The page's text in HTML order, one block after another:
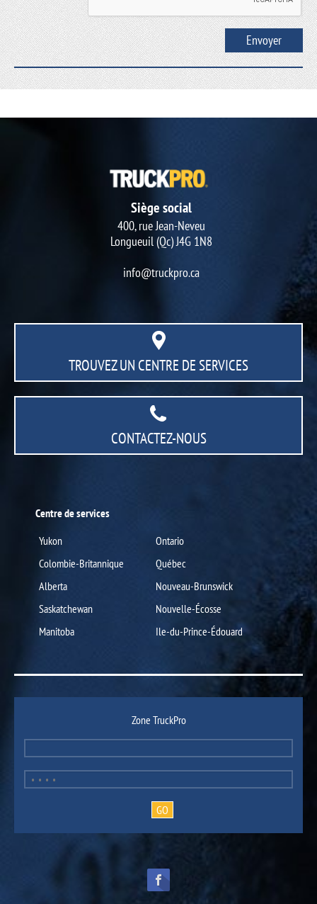
Siège social
400, rue Jean-Neveu
Longueuil (Qc) J4G 1N8
info@truckpro.ca
TROUVEZ UN CENTRE DE SERVICES
CONTACTEZ-NOUS
Centre de services
Yukon
Colombie-Britannique
Alberta
Saskatchewan
Manitoba
Ontario
Québec
Nouveau-Brunswick
Nouvelle-Écosse
Ile-du-Prince-Édouard
Zone TruckPro